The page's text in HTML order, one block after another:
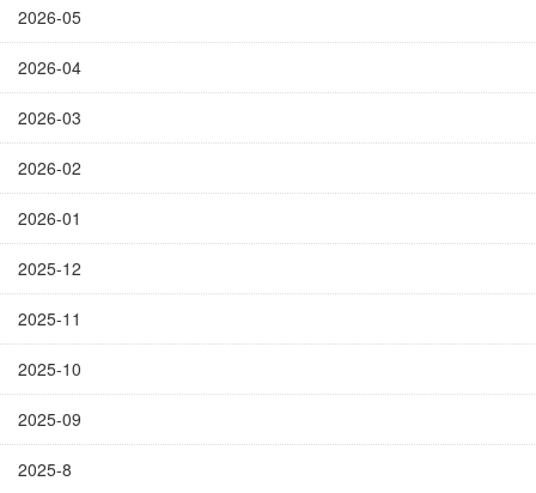
2026-05
2026-04
2026-03
2026-02
2026-01
2025-12
2025-11
2025-10
2025-09
2025-8